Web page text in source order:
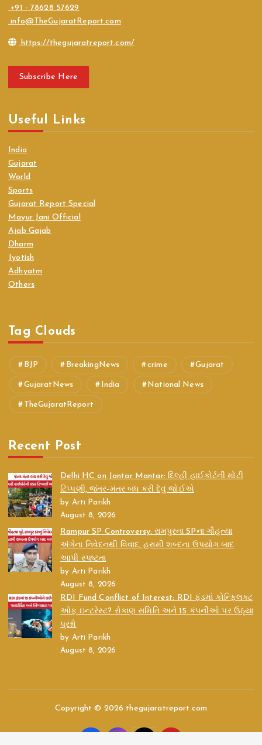
+91 - 78628 57629
info@TheGujaratReport.com
https://thegujaratreport.com/
Subscribe Here
Useful Links
India
Gujarat
World
Sports
Gujarat Report Special
Mayur Jani Official
Ajab Gajab
Dharm
Jyotish
Adhyatm
Others
Tag Clouds
BJP BreakingNews crime Gujarat
GujaratNews India National News
TheGujaratReport
Recent Post
Delhi HC on Jantar Mantar: દિલ્હી હાઈકોર્ટની મોટી
ટિપ્પણી, જંતર-મંતર બંધ કરી દેવું જોઈએ
by Arti Parikh
August 8, 2026
Rampur SP Controversy: રામપુરના SPના ગૌહત્યા
અંગેના નિવેદનથી વિવાદ, હરામી શબ્દના ઉપયોગ બાદ
આપી સ્પષ્ટતા
by Arti Parikh
August 8, 2026
RDI Fund Conflict of Interest: RDI ફંડમાં કોન્ફ્લિક્ટ
ઓફ ઇન્ટરેસ્ટ? રોકાણ સમિતિ અને 15 કંપનીઓ પર ઉઠ્યા
પ્રશ્નો
by Arti Parikh
August 8, 2026
Copyright © 2026 thegujaratreport.com